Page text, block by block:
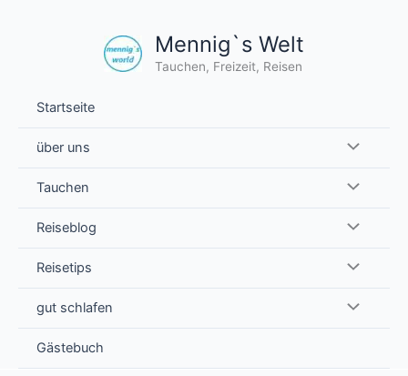
Mennig`s Welt
Tauchen, Freizeit, Reisen
Startseite
über uns
Tauchen
Reiseblog
Reisetips
gut schlafen
Gästebuch